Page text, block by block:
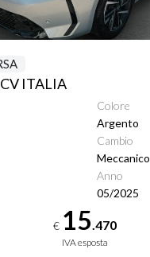
ITALIA
Colore
Argento
Cambio
Meccanico
Anno
05/2025
€ 15.470
IVA esposta